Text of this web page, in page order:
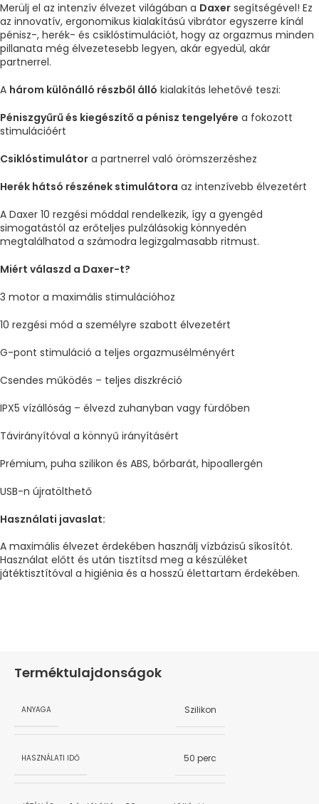
Merülj el az intenzív élvezet világában a Daxer segítségével! Ez
az innovatív, ergonomikus kialakítású vibrátor egyszerre kínál
pénisz-, herék- és csiklóstimulációt, hogy az orgazmus minden
pillanata még élvezetesebb legyen, akár egyedül, akár
partnerrel.
A három különálló részből álló kialakítás lehetővé teszi:
Péniszgyűrű és kiegészítő a pénisz tengelyére a fokozott
stimulációért
Csiklóstimulátor a partnerrel való örömszerzéshez
Herék hátsó részének stimulátora az intenzívebb élvezetért
A Daxer 10 rezgési móddal rendelkezik, így a gyengéd
simogatástól az erőteljes pulzálásokig könnyedén
megtalálhatod a számodra legizgalmasabb ritmust.
Miért válaszd a Daxer-t?
3 motor a maximális stimulációhoz
10 rezgési mód a személyre szabott élvezetért
G-pont stimuláció a teljes orgazmusélményért
Csendes működés – teljes diszkréció
IPX5 vízállóság – élvezd zuhanyban vagy fürdőben
Távirányítóval a könnyű irányításért
Prémium, puha szilikon és ABS, bőrbarát, hipoallergén
USB-n újratölthető
Használati javaslat:
A maximális élvezet érdekében használj vízbázisú síkosítót.
Használat előtt és után tisztítsd meg a készüléket
játéktisztítóval a higiénia és a hosszú élettartam érdekében.
Terméktulajdonságok
ANYAGA Szilikon
HASZNÁLATI IDŐ 50 perc